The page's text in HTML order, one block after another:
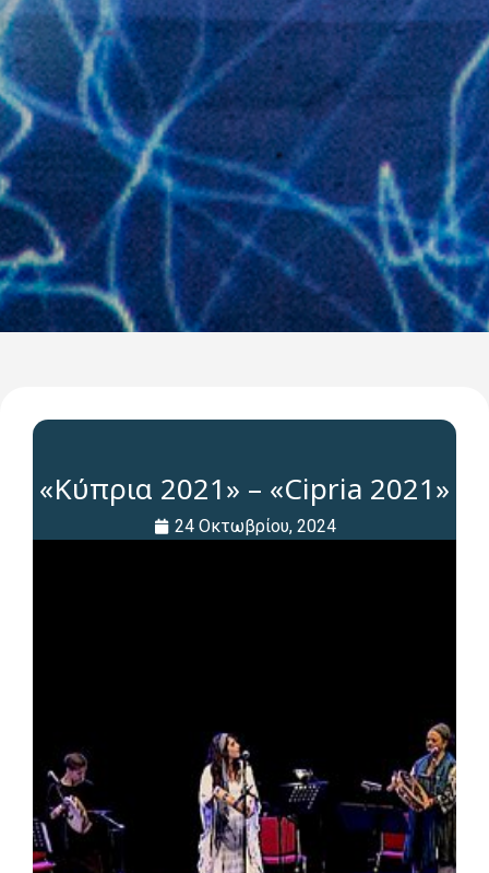
«Κύπρια 2021» – «Cipria 2021»
24 Οκτωβρίου, 2024